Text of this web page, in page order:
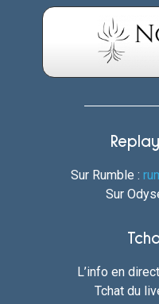
Sur Rumble :
Sur
L’info en
Tchat du